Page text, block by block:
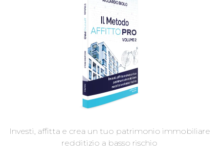
Investi, affitta e crea un tuo patrimonio immobiliare
redditizio a basso rischio